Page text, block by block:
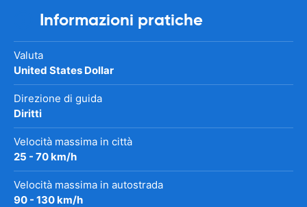
Informazioni pratiche
Valuta
United States Dollar
Direzione di guida
Diritti
Velocità massima in città
25 - 70 km/h
Velocità massima in autostrada
90 - 130 km/h